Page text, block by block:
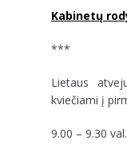
Kabinetų
***
Lietaus
kviečiami į
9.00 – 9.30